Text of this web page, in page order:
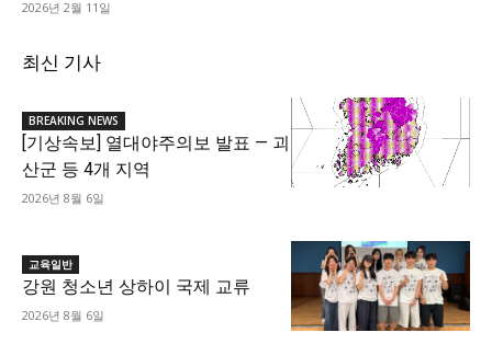
2026년 2월 11일
최신 기사
BREAKING NEWS
[기상속보] 열대야주의보 발표 — 괴
산군 등 4개 지역
2026년 8월 6일
교육일반
강원 청소년 상하이 국제 교류
2026년 8월 6일